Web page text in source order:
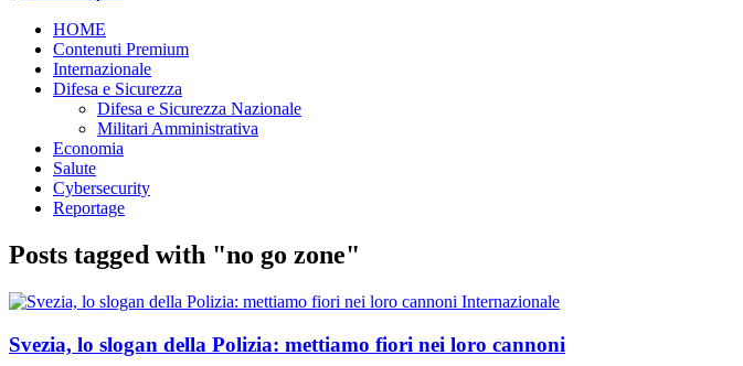
HOME
Contenuti Premium
Internazionale
Difesa e Sicurezza
Difesa e Sicurezza Nazionale
Militari Amministrativa
Economia
Salute
Cybersecurity
Reportage
Posts tagged with "no go zone"
Internazionale
Svezia, lo slogan della Polizia: mettiamo fiori nei loro cannoni